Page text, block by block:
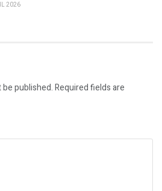
2026
published.Required fields are